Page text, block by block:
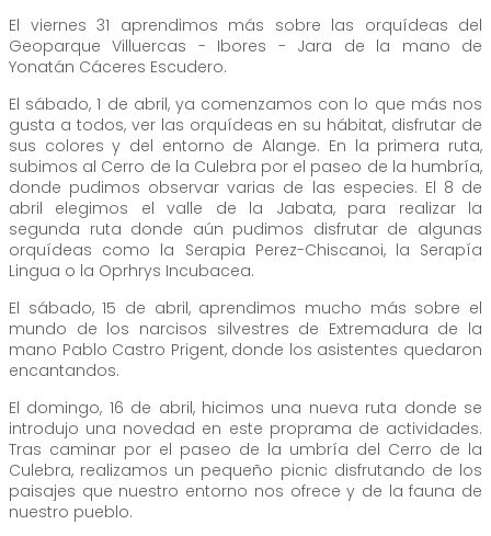
El viernes 31 aprendimos más sobre las orquídeas del
Geoparque Villuercas - Ibores - Jara de la mano de
Yonatán Cáceres Escudero.
El sábado, 1 de abril, ya comenzamos con lo que más nos
gusta a todos, ver las orquídeas en su hábitat, disfrutar de
sus colores y del entorno de Alange. En la primera ruta,
subimos al Cerro de la Culebra por el paseo de la humbría,
donde pudimos observar varias de las especies. El 8 de
abril elegimos el valle de la Jabata, para realizar la
segunda ruta donde aún pudimos disfrutar de algunas
orquídeas como la Serapia Perez-Chiscanoi, la Serapía
Lingua o la Oprhrys Incubacea.
El sábado, 15 de abril, aprendimos mucho más sobre el
mundo de los narcisos silvestres de Extremadura de la
mano Pablo Castro Prigent, donde los asistentes quedaron
encantandos.
El domingo, 16 de abril, hicimos una nueva ruta donde se
introdujo una novedad en este proprama de actividades.
Tras caminar por el paseo de la umbría del Cerro de la
Culebra, realizamos un pequeño picnic disfrutando de los
paisajes que nuestro entorno nos ofrece y de la fauna de
nuestro pueblo.